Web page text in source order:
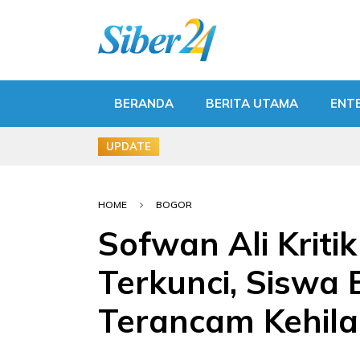
BERANDA BERITA UTAMA
UPDATE
HOME BOGOR
Sofwan Ali
Terkunci, Siswa
Terancam